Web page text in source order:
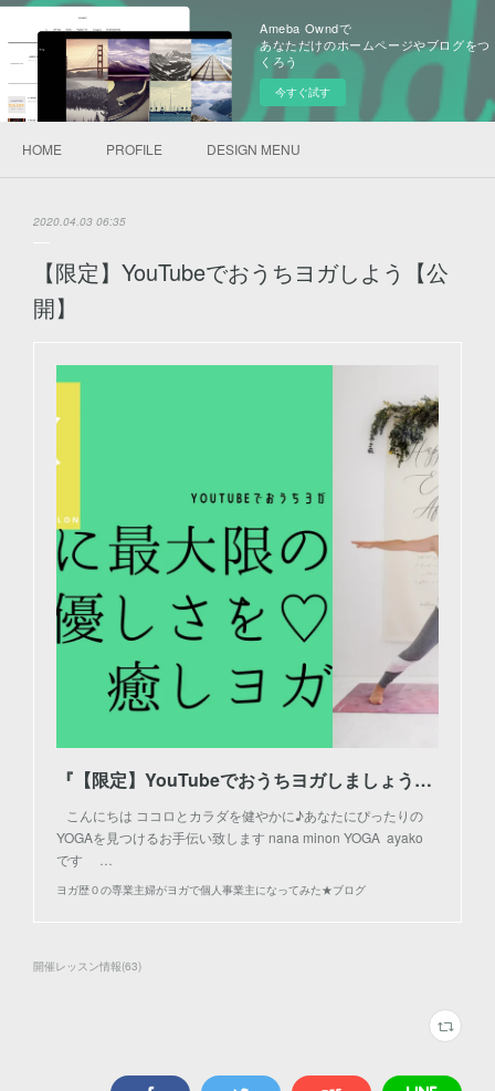
Ameba Owndで
あなただけのホームページやブログをつ
くろう
今すぐ試す
HOME PROFILE DESIGN MENU
2020.04.03 06:35
【限定】YouTubeでおうちヨガしよう【公
開】
『【限定】YouTubeでおうちヨガしましょう♪【配信】』
こんにちは ココロとカラダを健やかに♪あなたにぴったりの
YOGAを見つけるお手伝い致します nana minon YOGA ayako
です …
ヨガ歴０の専業主婦がヨガで個人事業主になってみた★ブログ
開催レッスン情報(63)